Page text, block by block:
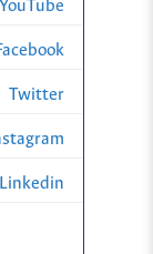
YouTube
Twitter
Linkedin